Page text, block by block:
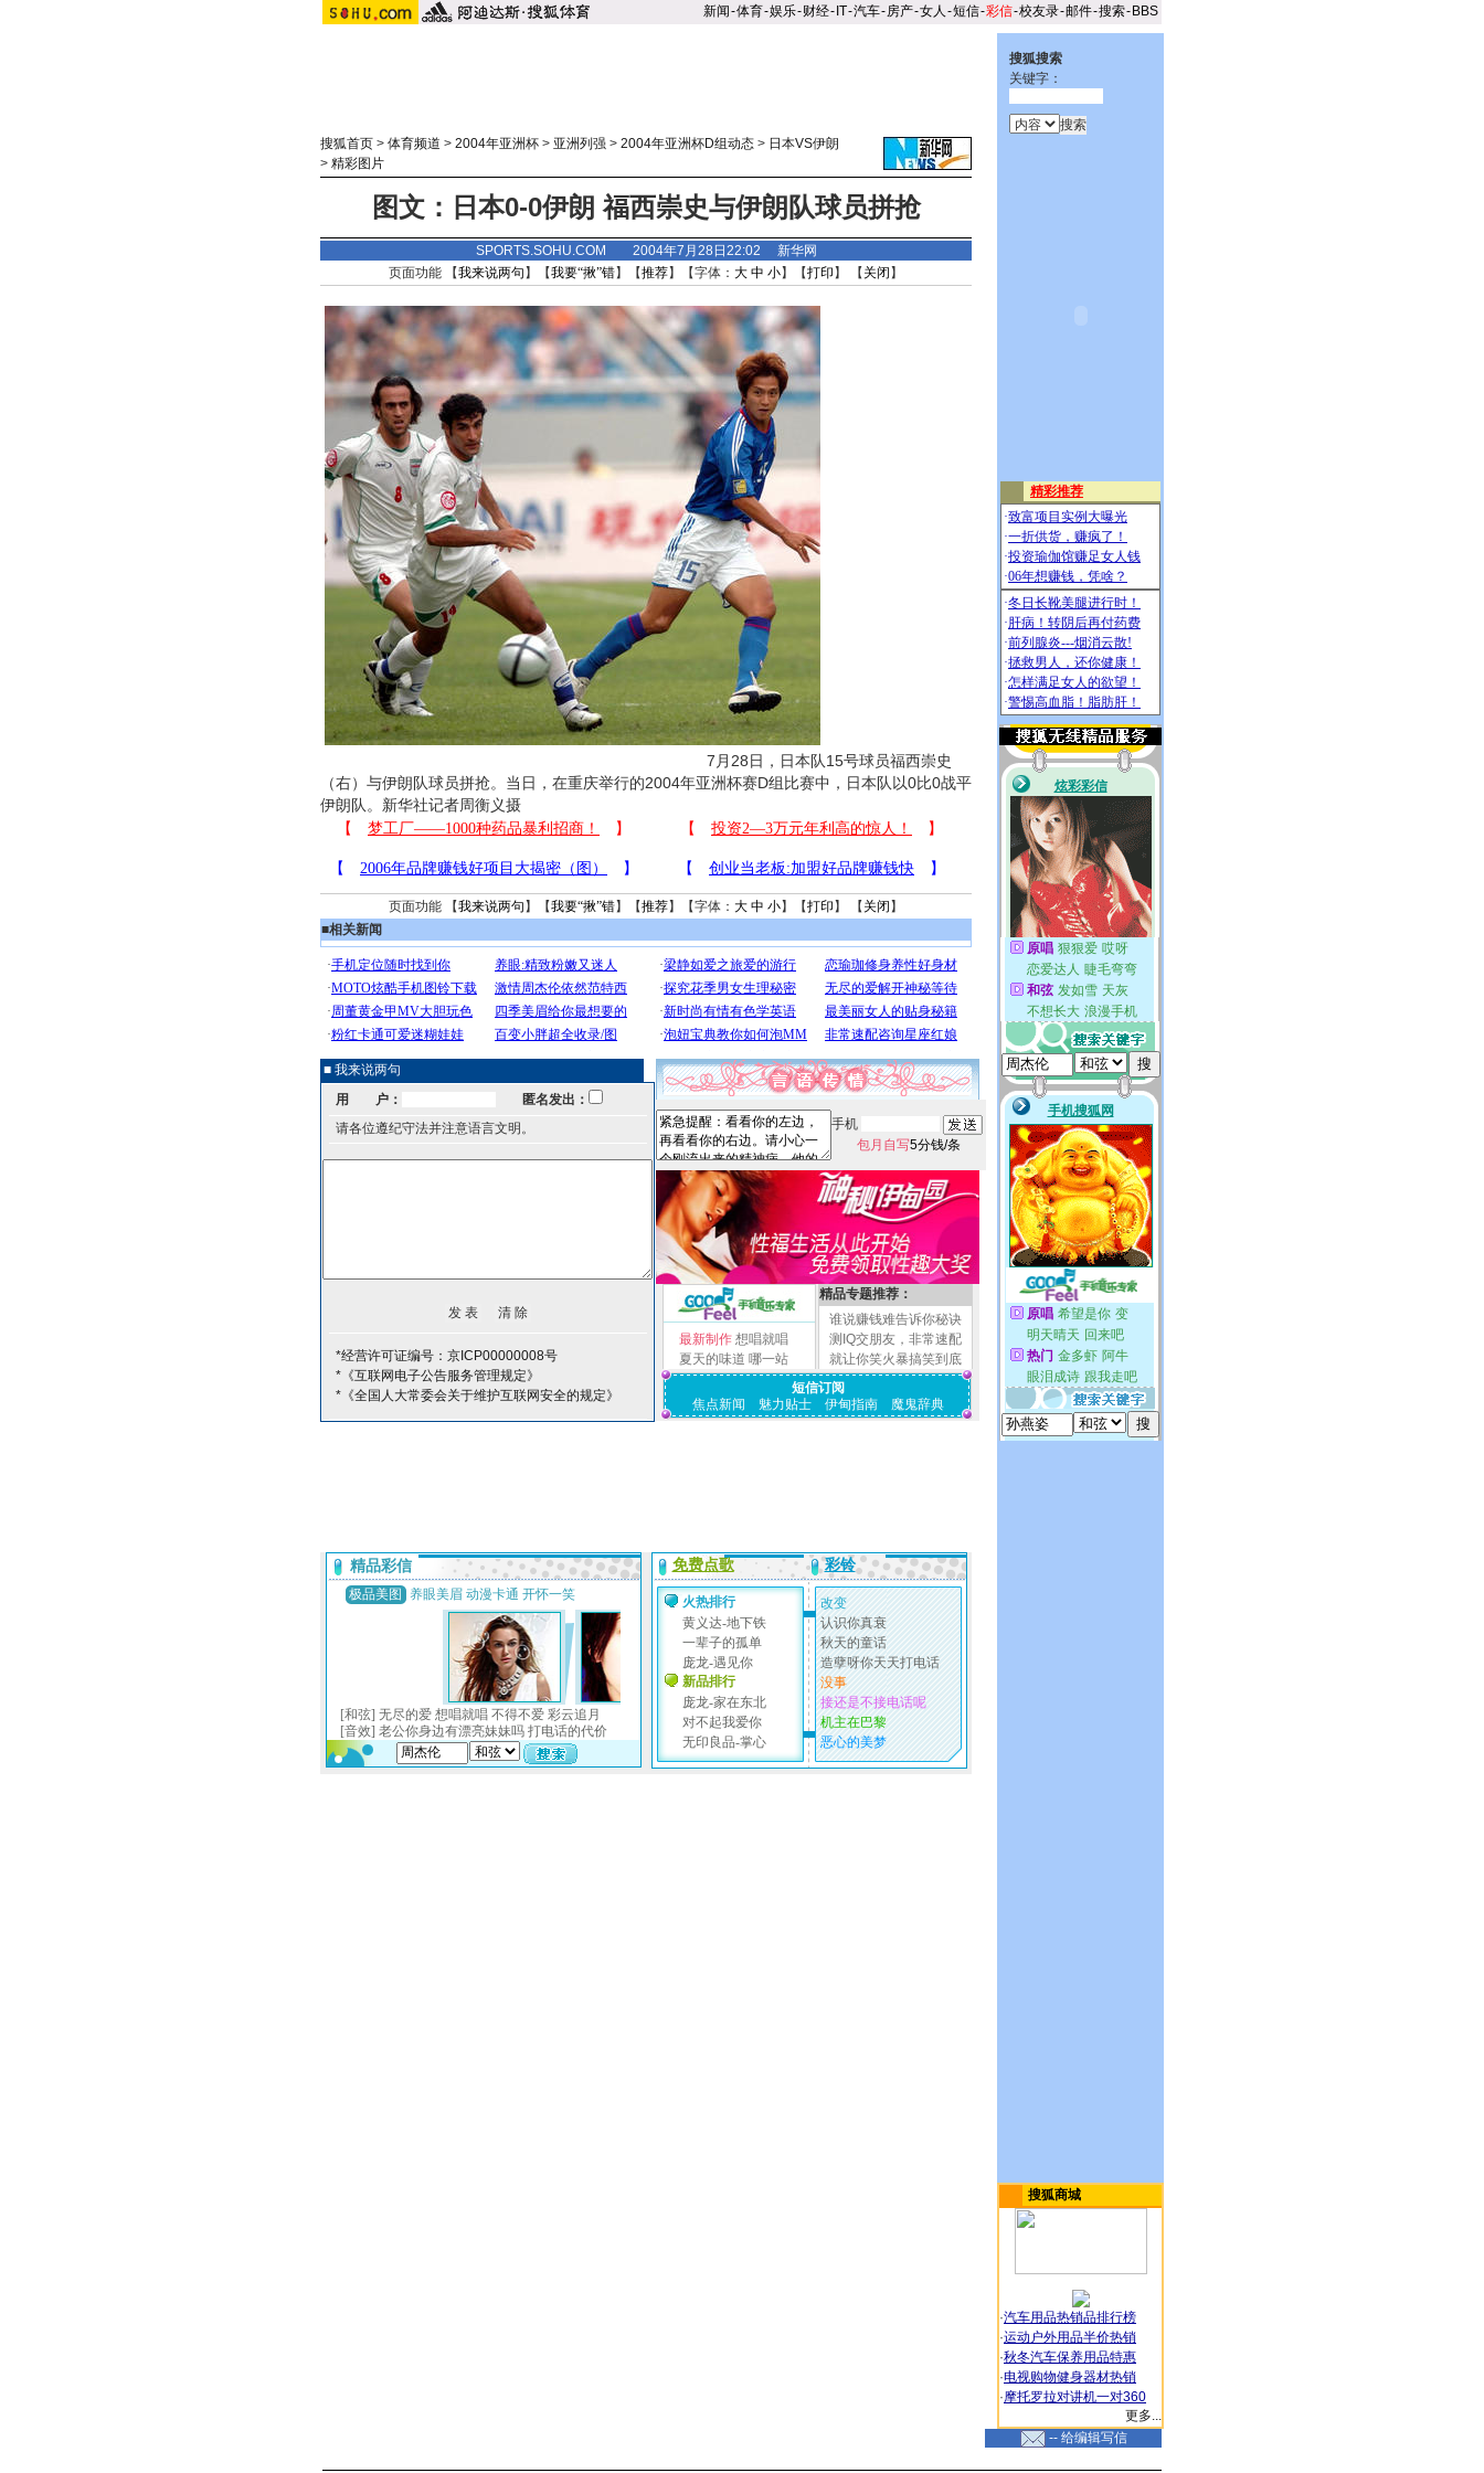
新闻-体育-娱乐-财经- IT-汽车-房产-女人 -短信-彩信-校友录-邮件-搜索- BBS
搜狐首页 > 体育频道 > 2004年亚洲杯 > 亚洲列强 > 2004年亚洲杯D组动态 > 日本VS伊朗
> 精彩图片
图文：日本0-0伊朗 福西崇史与伊朗队球员拼抢
SPORTS.SOHU.COM 2004年7月28日22:02 新华网
页面功能 【我来说两句 】【我要“揪”错】【推荐】【字体： 大 中 小】【打印 】 【 关闭 】
7月28日，日本队15号球员福西崇史
（右）与伊朗队球员拼抢。当日，在重庆举行的2004年亚洲杯赛D组比赛中，日本队以0比0战平
伊朗队。新华社记者周衡义摄
页面功能 【我来说两句 】【我要“揪”错】【推荐】【字体： 大 中 小】【打印 】 【 关闭 】
■相关新闻
■ 我来说两句
用 户：
匿名发出：
请各位遵纪守法并注意语言文明。
*经营许可证编号：京ICP00000008号
*《互联网电子公告服务管理规定》
*《全国人大常委会关于维护互联网安全的规定》
手机
包月自写5分钱/条
最新制作 想唱就唱
夏天的味道 哪一站
精品专题推荐：
谁说赚钱难告诉你秘诀
测IQ交朋友，非常速配
就让你笑火暴搞笑到底
短信订阅
焦点新闻
魅力贴士 伊甸指南 魔鬼辞典
搜狐搜索
关键字：
搜狐商城
·汽车用品热销品排行榜
·运动户外用品半价热销
·秋冬汽车保养用品特惠
·电视购物健身器材热销
·摩托罗拉对讲机一对360
更多...
-- 给编辑写信